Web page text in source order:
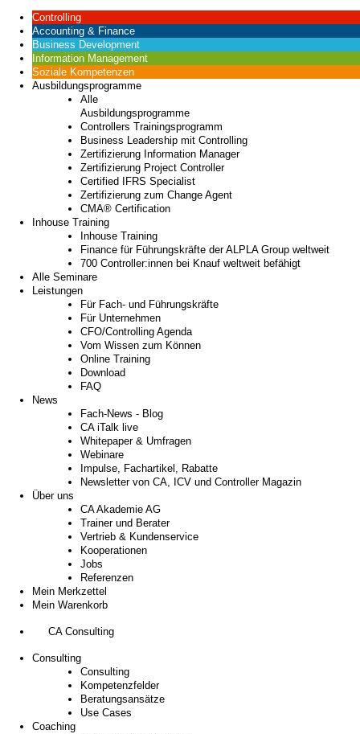
Controlling
Accounting & Finance
Business Development
Information Management
Soziale Kompetenzen
Ausbildungsprogramme
Alle
Ausbildungsprogramme
Controllers Trainingsprogramm
Business Leadership mit Controlling
Zertifizierung Information Manager
Zertifizierung Project Controller
Certified IFRS Specialist
Zertifizierung zum Change Agent
CMA® Certification
Inhouse Training
Inhouse Training
Finance für Führungskräfte der ALPLA Group weltweit
700 Controller:innen bei Knauf weltweit befähigt
Alle Seminare
Leistungen
Für Fach- und Führungskräfte
Für Unternehmen
CFO/Controlling Agenda
Vom Wissen zum Können
Online Training
Download
FAQ
News
Fach-News - Blog
CA iTalk live
Whitepaper & Umfragen
Webinare
Impulse, Fachartikel, Rabatte
Newsletter von CA, ICV und Controller Magazin
Über uns
CA Akademie AG
Trainer und Berater
Vertrieb & Kundenservice
Kooperationen
Jobs
Referenzen
Mein Merkzettel
Mein Warenkorb
CA Consulting
Consulting
Consulting
Kompetenzfelder
Beratungsansätze
Use Cases
Coaching